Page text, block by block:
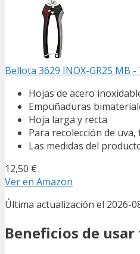
Bellota 3629 INOX-GR25 MB
Hojas de acero
Empuñaduras
Hoja larga y recta
Para recolección de
Las medidas del
12,50 €
Ver en Amazon
Última actualización el 2026-
Beneficios de